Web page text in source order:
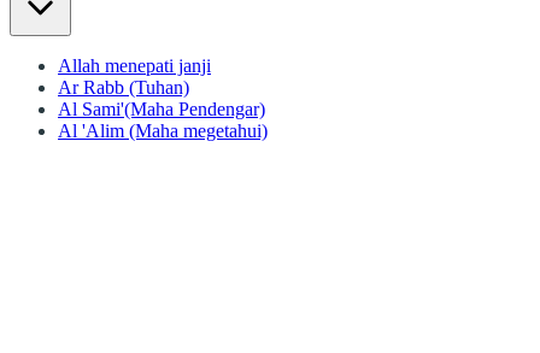
Allah menepati janji
Ar Rabb (Tuhan)
Al Sami'(Maha Pendengar)
Al 'Alim (Maha megetahui)